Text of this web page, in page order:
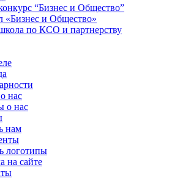
“Бизнес и Общество”
«Бизнес и Общество»
по КСО и партнерству
нас
о нас
нам
логотипы
на сайте